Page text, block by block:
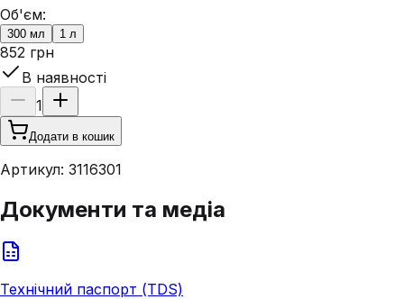
Об'єм:
300 мл 1 л
852 грн
В наявності
1
Додати в кошик
Артикул: 3116301
Документи та медіа
Технічний паспорт (TDS)